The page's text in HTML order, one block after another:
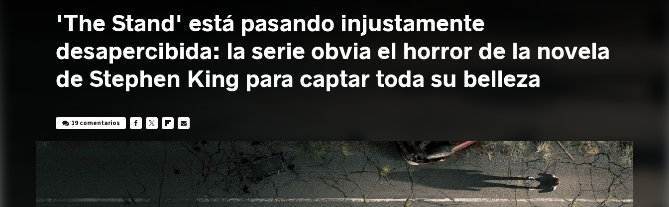
'The Stand' está pasando injustamente
desapercibida: la serie obvia el horror de la novela
de Stephen King para captar toda su belleza
19 comentarios
MAIL